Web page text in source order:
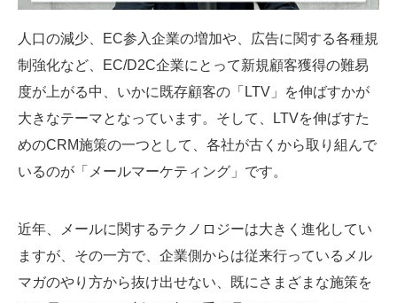
人口の減少、EC参入企業の増加や、広告に関する各種規
制強化など、EC/D2C企業にとって新規顧客獲得の難易
度が上がる中、いかに既存顧客の「LTV」を伸ばすかが
大きなテーマとなっています。そして、LTVを伸ばすた
めのCRM施策の一つとして、各社が古くから取り組んで
いるのが「メールマーケティング」です。
近年、メールに関するテクノロジーは大きく進化してい
ますが、その一方で、企業側からは従来行っているメル
マガのやり方から抜け出せない、既にさまざまな施策を